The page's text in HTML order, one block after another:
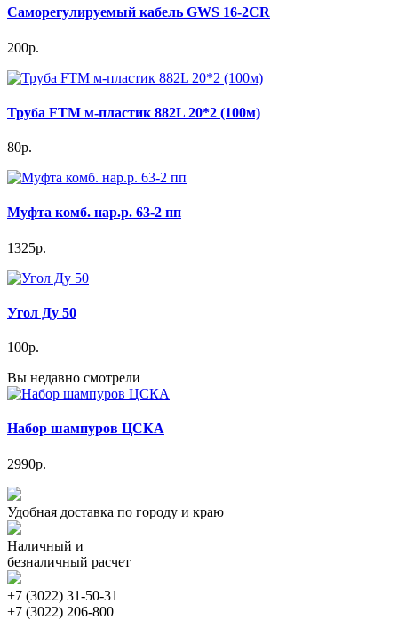
Саморегулируемый кабель GWS 16-2CR
200р.
Труба FTM м-пластик 882L 20*2 (100м)
80р.
Муфта комб. нар.р. 63-2 пп
1325р.
Угол Ду 50
100р.
Вы недавно смотрели
Набор шампуров ЦСКА
2990р.
Удобная доставка по городу и краю
Наличный и
безналичный расчет
+7 (3022) 31-50-31
+7 (3022) 206-800